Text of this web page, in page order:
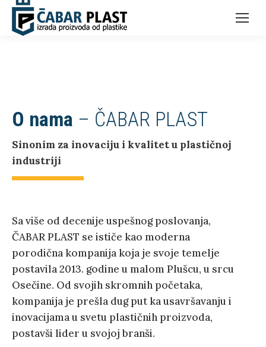
O nama – ČABAR PLAST
Sinonim za inovaciju i kvalitet u plastičnoj
industriji
Sa više od decenije uspešnog poslovanja,
ČABAR PLAST se ističe kao moderna
porodična kompanija koja je svoje temelje
postavila 2013. godine u malom Plušcu, u srcu
Osečine. Od svojih skromnih početaka,
kompanija je prešla dug put ka usavršavanju i
inovacijama u svetu plastičnih proizvoda,
postavši lider u svojoj branši.